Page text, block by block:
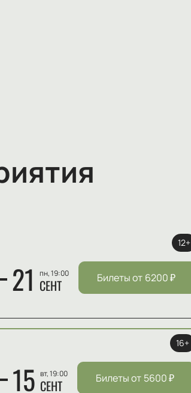
21 пн, 19:00
СЕНТ
12+
Билеты от 6200₽
15 вт, 19:00
СЕНТ
16+
Билеты от 5600₽